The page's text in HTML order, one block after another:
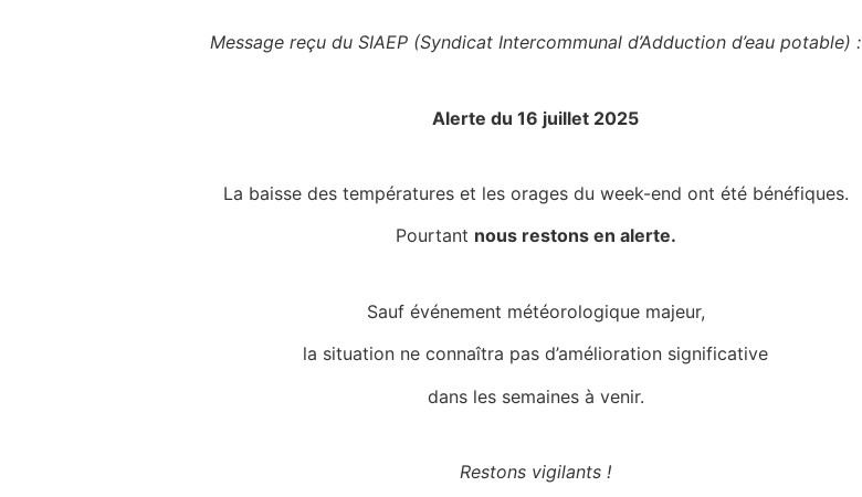
Message reçu du SIAEP (Syndicat Intercommunal d’Adduction d’eau potable) :
Alerte du 16 juillet 2025
La baisse des températures et les orages du week-end ont été bénéfiques.
Pourtant nous restons en alerte.
Sauf événement météorologique majeur,
la situation ne connaîtra pas d’amélioration significative
dans les semaines à venir.
Restons vigilants !